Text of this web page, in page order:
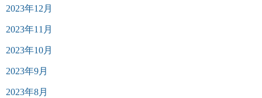
2023年12月
2023年11月
2023年10月
2023年9月
2023年8月